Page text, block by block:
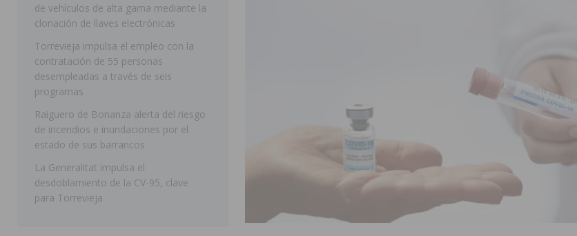
ORIHUELA
[ 07/08/2026 ]
Orihuela organiza un concierto sinfónico de la Orquesta de Jóvenes de la Provincia de Alicante en Las Colinas
Golf & Country Club
de vehículos de alta gama mediante la
clonación de llaves electrónicas
Torrevieja impulsa el empleo con la
contratación de 55 personas
desempleadas a través de seis
programas
Raiguero de Bonanza alerta del riesgo
de incendios e inundaciones por el
estado de sus barrancos
La Generalitat impulsa el
desdoblamiento de la CV-95, clave
para Torrevieja